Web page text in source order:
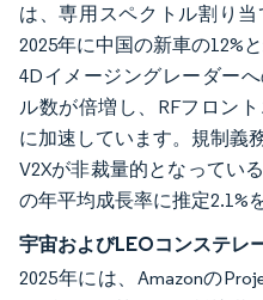
は、専用スペクトル割り当
2025年に中国の新車の12%
4Dイメージングレーダー
ル数が倍増し、RFフロン
に加速しています。規制義
V2Xが非裁量的となってい
の年平均成長率に推定2.1%
宇宙およびLEOコンステレ
2025年には、Amazonの